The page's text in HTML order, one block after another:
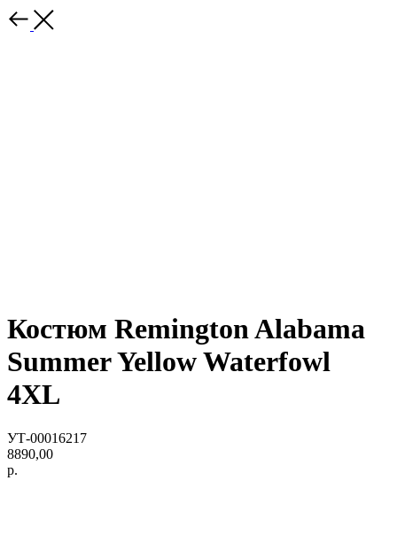
Костюм Remington Alabama
Summer Yellow Waterfowl
4ХL
УТ-00016217
8890,00
р.